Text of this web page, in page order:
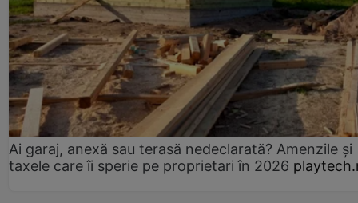
Ai garaj, anexă sau terasă nedeclarată? Amenzile și
taxele care îi sperie pe proprietari în 2026